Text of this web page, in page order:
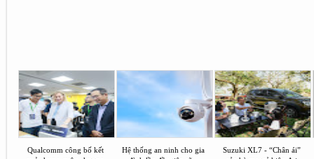
Qualcomm công bố kết
Hệ thống an ninh cho gia
Suzuki XL7 - “Chân ái”